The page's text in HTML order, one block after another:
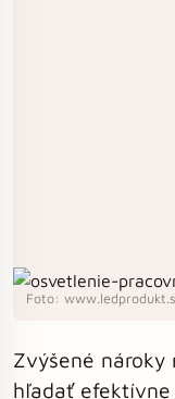
Foto:
Zvýšené nároky
hľadať efektívne